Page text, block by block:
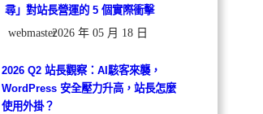
尋」對站長營運的 5 個實際衝擊
webmaster2026 年 05 月 18 日
2026 Q2 站長觀察：AI駭客來襲，
WordPress 安全壓力升高，站長怎麼
使用外掛？